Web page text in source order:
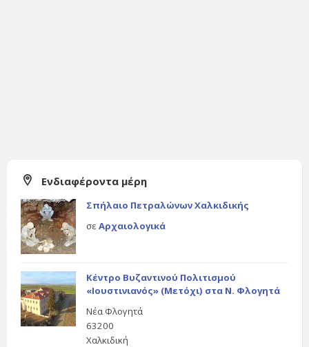
Ενδιαφέροντα μέρη
Σπήλαιο Πετραλώνων Χαλκιδικής
σε Αρχαιολογικά
Κέντρο Βυζαντινού Πολιτισμού
«Ιουστινιανός» (Μετόχι) στα Ν. Φλογητά
Νέα Φλογητά
63200
Χαλκιδική